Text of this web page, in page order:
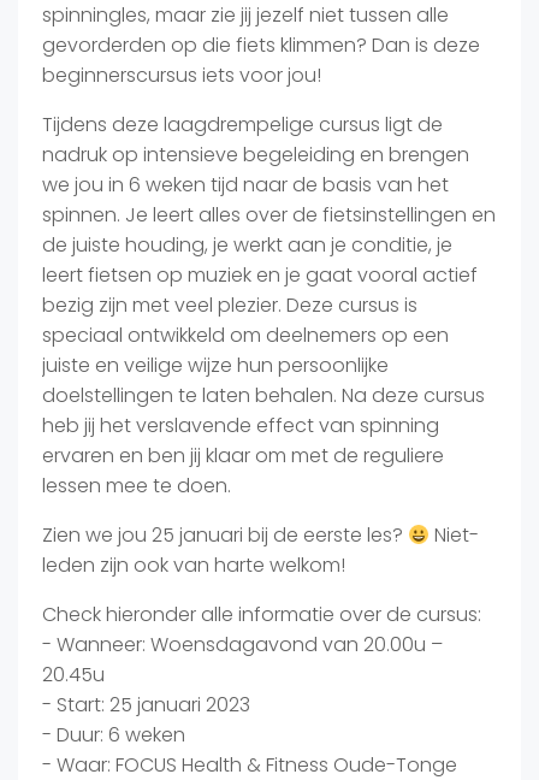
spinningles, maar zie jij jezelf niet tussen alle
gevorderden op die fiets klimmen? Dan is deze
beginnerscursus iets voor jou!
Tijdens deze laagdrempelige cursus ligt de
nadruk op intensieve begeleiding en brengen
we jou in 6 weken tijd naar de basis van het
spinnen. Je leert alles over de fietsinstellingen en
de juiste houding, je werkt aan je conditie, je
leert fietsen op muziek en je gaat vooral actief
bezig zijn met veel plezier. Deze cursus is
speciaal ontwikkeld om deelnemers op een
juiste en veilige wijze hun persoonlijke
doelstellingen te laten behalen. Na deze cursus
heb jij het verslavende effect van spinning
ervaren en ben jij klaar om met de reguliere
lessen mee te doen.
Zien we jou 25 januari bij de eerste les?
Niet-
leden zijn ook van harte welkom!
Check hieronder alle informatie over de cursus:
- Wanneer: Woensdagavond van 20.00u –
20.45u
- Start: 25 januari 2023
- Duur: 6 weken
- Waar: FOCUS Health & Fitness Oude-Tonge